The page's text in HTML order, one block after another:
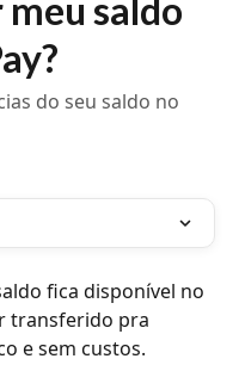
saldo
do seu saldo no
fica disponível no
transferido pra
e sem custos.